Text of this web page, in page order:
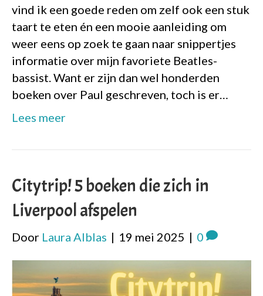
vind ik een goede reden om zelf ook een stuk
taart te eten én een mooie aanleiding om
weer eens op zoek te gaan naar snippertjes
informatie over mijn favoriete Beatles-
bassist. Want er zijn dan wel honderden
boeken over Paul geschreven, toch is er…
Lees meer
Citytrip! 5 boeken die zich in
Liverpool afspelen
Door Laura Alblas | 19 mei 2025 | 0